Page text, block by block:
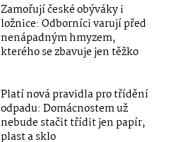
Zamořují české obýváky i
ložnice: Odborníci varují před
nenápadným hmyzem,
kterého se zbavuje jen těžko
Platí nová pravidla pro třídění
odpadu: Domácnostem už
nebude stačit třídit jen papír,
plast a sklo